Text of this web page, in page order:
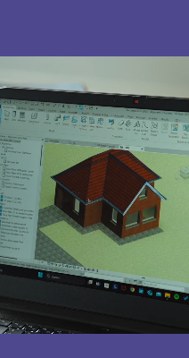
voor een
functie bij een
installatie- of